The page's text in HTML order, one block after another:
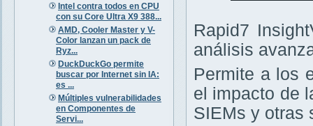
Intel contra todos en CPU
con su Core Ultra X9 388...
AMD, Cooler Master y V-
Color lanzan un pack de
Ryz...
DuckDuckGo permite
buscar por Internet sin IA:
es ...
Múltiples vulnerabilidades
en Componentes de
Servi...
Rapid7
análisis
Permite a los
el impacto de
SIEMs y otras